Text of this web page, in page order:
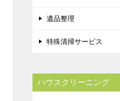
遺品整理
特殊清掃サービス
ハウスクリーニング